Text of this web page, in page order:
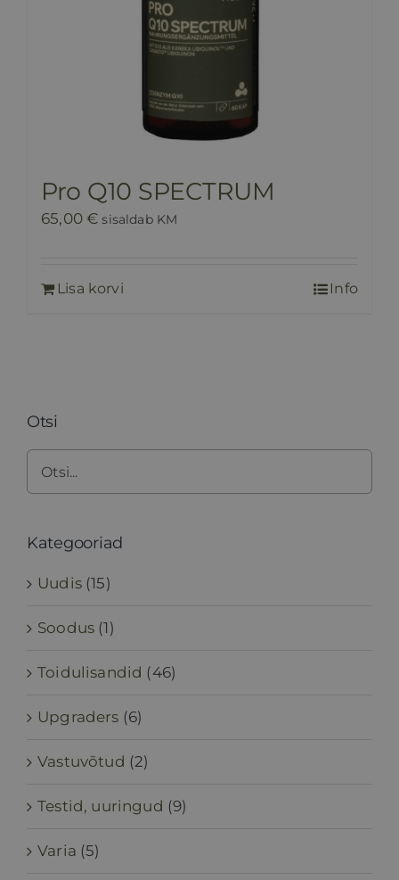
Pro Q10 SPECTRUM
65,00€ sisaldab KM
Lisa korvi Info
Otsi
Kategooriad
Uudis (15)
Soodus (1)
Toidulisandid (46)
Upgraders (6)
Vastuvõtud (2)
Testid, uuringud (9)
Varia (5)